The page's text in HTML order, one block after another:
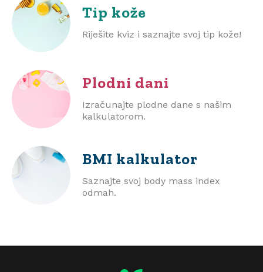
Tip kože
Riješite kviz i saznajte svoj tip kože!
Plodni dani
Izračunajte plodne dane s našim
kalkulatorom.
BMI kalkulator
Saznajte svoj body mass index
odmah.